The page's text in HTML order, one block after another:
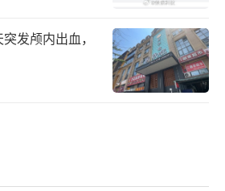
发颅内出血，